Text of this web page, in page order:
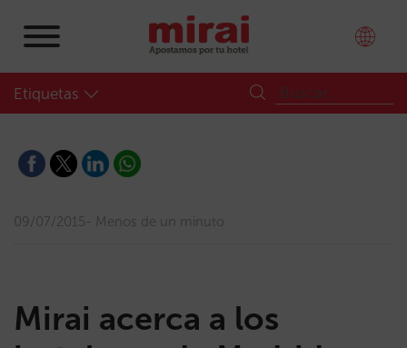
Etiquetas
09/07/2015 Menos de un minuto
Mirai acerca a los